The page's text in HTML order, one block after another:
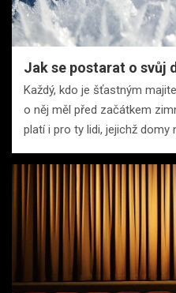
Jak se postarat o svůj
Každý, kdo je šťastným
o něj měl před začátkem
platí i pro ty lidi, jejichž domy